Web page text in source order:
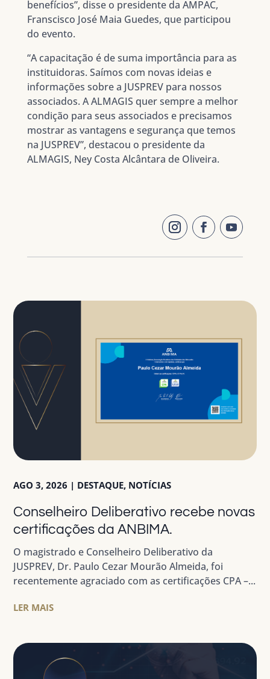
benefícios”, disse o presidente da AMPAC,
Franscisco José Maia Guedes, que participou
do evento.
“A capacitação é de suma importância para as
instituidoras. Saímos com novas ideias e
informações sobre a JUSPREV para nossos
associados. A ALMAGIS quer sempre a melhor
condição para seus associados e precisamos
mostrar as vantagens e segurança que temos
na JUSPREV”, destacou o presidente da
ALMAGIS, Ney Costa Alcântara de Oliveira.
Conselheiro Deliberativo recebe novas
certificações da ANBIMA.
AGO 3, 2026 | DESTAQUE, NOTÍCIAS
O magistrado e Conselheiro Deliberativo da
JUSPREV, Dr. Paulo Cezar Mourão Almeida, foi
recentemente agraciado com as certificações CPA –...
LER MAIS